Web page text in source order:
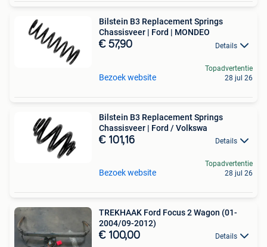
Bilstein B3 Replacement Springs
Chassisveer | Ford | MONDEO
€ 57,90 Details
Bezoek website
Topadvertentie
28 jul 26
Bilstein B3 Replacement Springs
Chassisveer | Ford / Volkswa
€ 101,16 Details
Bezoek website
Topadvertentie
28 jul 26
TREKHAAK Ford Focus 2 Wagon (01-
2004/09-2012)
€ 100,00 Details